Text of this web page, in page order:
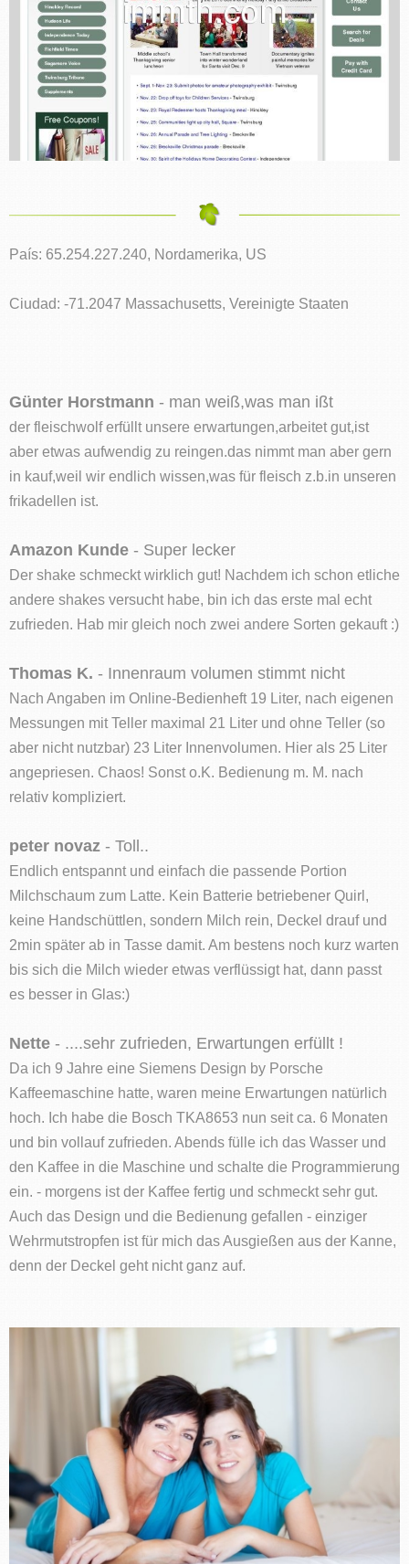
País: 65.254.227.240, Nordamerika, US
Ciudad: -71.2047 Massachusetts, Vereinigte Staaten
Günter Horstmann - man weiß,was man ißt
der fleischwolf erfüllt unsere erwartungen,arbeitet gut,ist
aber etwas aufwendig zu reingen.das nimmt man aber gern
in kauf,weil wir endlich wissen,was für fleisch z.b.in unseren
frikadellen ist.
Amazon Kunde - Super lecker
Der shake schmeckt wirklich gut! Nachdem ich schon etliche
andere shakes versucht habe, bin ich das erste mal echt
zufrieden. Hab mir gleich noch zwei andere Sorten gekauft :)
Thomas K. - Innenraum volumen stimmt nicht
Nach Angaben im Online-Bedienheft 19 Liter, nach eigenen
Messungen mit Teller maximal 21 Liter und ohne Teller (so
aber nicht nutzbar) 23 Liter Innenvolumen. Hier als 25 Liter
angepriesen. Chaos! Sonst o.K. Bedienung m. M. nach
relativ kompliziert.
peter novaz - Toll..
Endlich entspannt und einfach die passende Portion
Milchschaum zum Latte. Kein Batterie betriebener Quirl,
keine Handschüttlen, sondern Milch rein, Deckel drauf und
2min später ab in Tasse damit. Am bestens noch kurz warten
bis sich die Milch wieder etwas verflüssigt hat, dann passt
es besser in Glas:)
Nette - ....sehr zufrieden, Erwartungen erfüllt !
Da ich 9 Jahre eine Siemens Design by Porsche
Kaffeemaschine hatte, waren meine Erwartungen natürlich
hoch. Ich habe die Bosch TKA8653 nun seit ca. 6 Monaten
und bin vollauf zufrieden. Abends fülle ich das Wasser und
den Kaffee in die Maschine und schalte die Programmierung
ein. - morgens ist der Kaffee fertig und schmeckt sehr gut.
Auch das Design und die Bedienung gefallen - einziger
Wehrmutstropfen ist für mich das Ausgießen aus der Kanne,
denn der Deckel geht nicht ganz auf.